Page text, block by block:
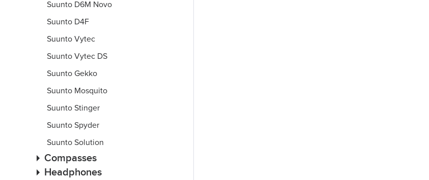
Suunto D6M Novo
Suunto D4F
Suunto Vytec
Suunto Vytec DS
Suunto Gekko
Suunto Mosquito
Suunto Stinger
Suunto Spyder
Suunto Solution
Compasses
Headphones